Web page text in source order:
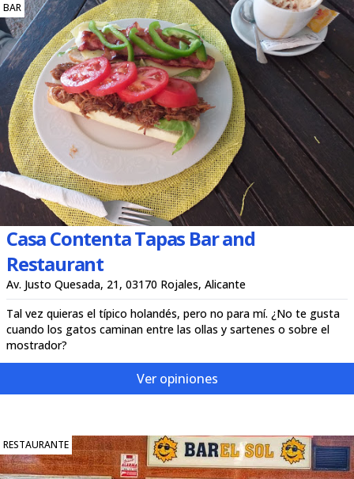
BAR
Casa Contenta Tapas Bar and
Restaurant
Av. Justo Quesada, 21, 03170 Rojales, Alicante
Tal vez quieras el típico holandés, pero no para mí. ¿No te gusta
cuando los gatos caminan entre las ollas y sartenes o sobre el
mostrador?
Ver opiniones
RESTAURANTE